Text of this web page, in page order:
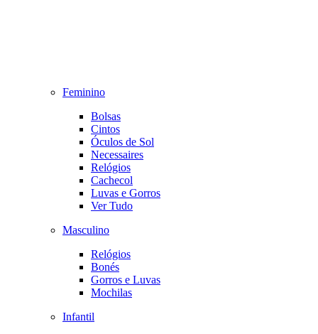
Feminino
Bolsas
Cintos
Óculos de Sol
Necessaires
Relógios
Cachecol
Luvas e Gorros
Ver Tudo
Masculino
Relógios
Bonés
Gorros e Luvas
Mochilas
Infantil